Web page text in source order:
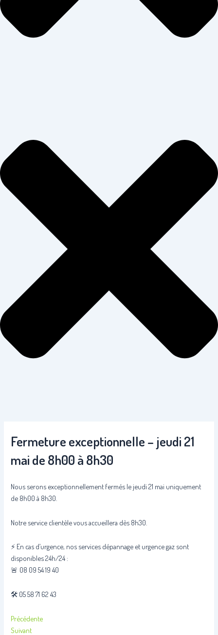
Fermeture exceptionnelle – jeudi 21
mai de 8h00 à 8h30
Nous serons exceptionnellement fermés le jeudi 21 mai uniquement
de 8h00 à 8h30.
Notre service clientèle vous accueillera dès 8h30.
⚡️ En cas d’urgence, nos services dépannage et urgence gaz sont
disponibles 24h/24 :
🚨 08 09 54 19 40
🛠️ 05 58 71 62 43
Précédente
Suivant